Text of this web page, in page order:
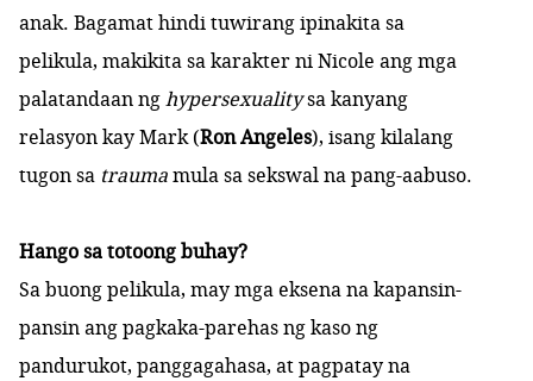
anak. Bagamat hindi tuwirang ipinakita sa
pelikula, makikita sa karakter ni Nicole ang mga
palatandaan nghypersexualitysa kanyang
relasyon kay Mark (Ron Angeles), isang kilalang
tugon sa traumamula sa sekswal na pang-aabuso.
Hango sa totoong buhay?
Sa buong pelikula, may mga eksena na kapansin-
pansin ang pagkaka-parehas ng kaso ng
pandurukot, panggagahasa, at pagpatay na